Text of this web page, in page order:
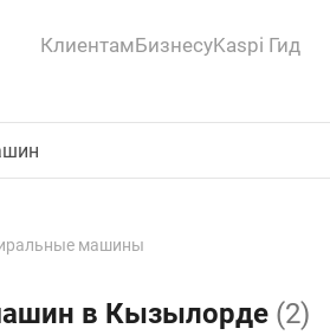
КлиентамБизнесуKaspi Гид
машины
в Кызылорде (2)